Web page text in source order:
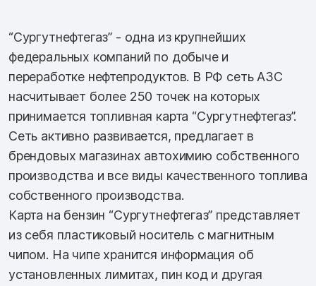
“Сургутнефтегаз” - одна из крупнейших
федеральных компаний по добыче и
переработке нефтепродуктов. В РФ сеть АЗС
насчитывает более 250 точек на которых
принимается топливная карта “Сургутнефтегаз”.
Сеть активно развивается, предлагает в
брендовых магазинах автохимию собственного
производства и все виды качественного топлива
собственного производства.
Карта на бензин “Сургутнефтегаз” представляет
из себя пластиковый носитель с магнитным
чипом. На чипе хранится информация об
установленных лимитах, пин код и другая